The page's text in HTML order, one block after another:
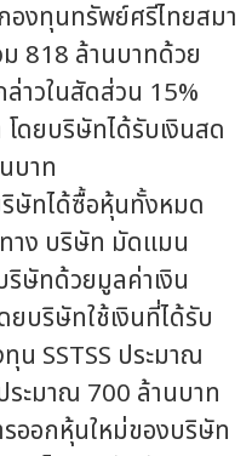
องทุนทรัพย์ศรีไทยสมา
ม 818 ล้านบาทด้วย
าวในสัดส่วน 15%
ดยบริษัทได้รับเงินสด
บาท
ทได้ซื้อหุ้นทั้งหมด
าง บริษัท มัดแมน
ษัทด้วยมูลค่าเงิน
บริษัทใช้เงินที่ได้รับ
น SSTSS ประมาณ
ระมาณ 700 ล้านบาท
ออกหุ้นใหม่ของบริษัท